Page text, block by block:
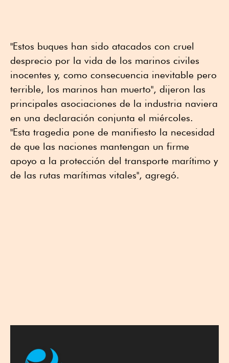
"Estos buques han sido atacados con cruel
desprecio por la vida de los marinos civiles
inocentes y, como consecuencia inevitable pero
terrible, los marinos han muerto", dijeron las
principales asociaciones de la industria naviera
en una declaración conjunta el miércoles.
"Esta tragedia pone de manifiesto la necesidad
de que las naciones mantengan un firme
apoyo a la protección del transporte marítimo y
de las rutas marítimas vitales", agregó.